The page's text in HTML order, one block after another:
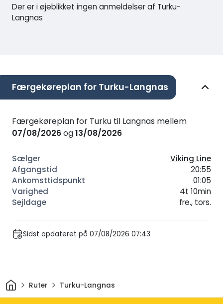
Der er i øjeblikket ingen anmeldelser af Turku-
Langnas
Færgekøreplan for Turku-Langnas
Færgekøreplan for Turku til Langnas mellem
07/08/2026og13/08/2026
Viking Line
20:55
01:05
4t 10min
fre., tors.
Sidst opdateret på 07/08/2026 07:43
HjemRuter Turku-Langnas